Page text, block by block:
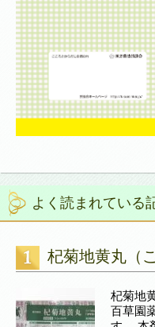
よく読まれている
杞菊地黄丸（
杞菊地
百草園